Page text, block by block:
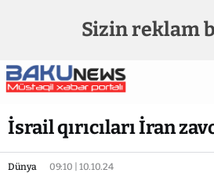
Sizin reklam
İsrail qırıcıları İran
Dünya 09:10 | 10.10.24